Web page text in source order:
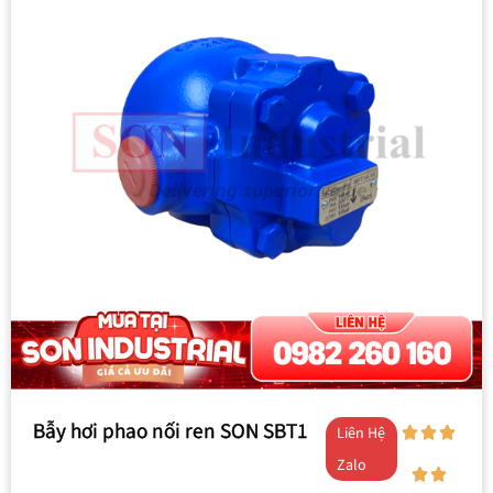
Bẫy hơi phao nối ren SON SBT1
Liên Hệ
Zalo